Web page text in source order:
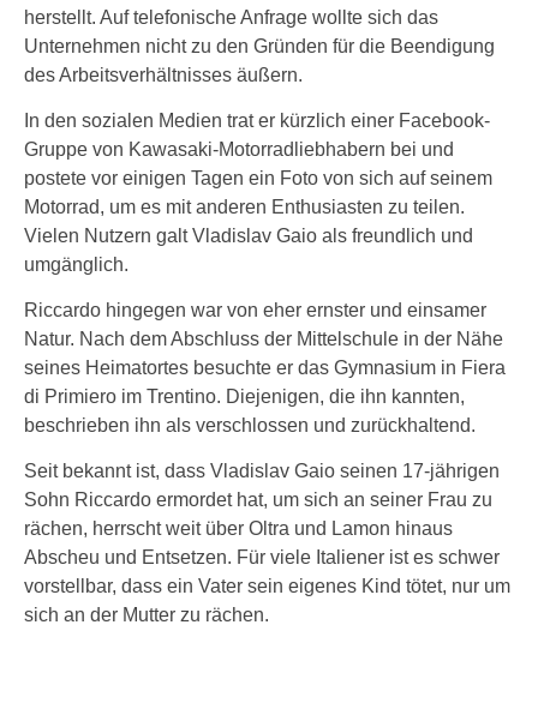
herstellt. Auf telefonische Anfrage wollte sich das
Unternehmen nicht zu den Gründen für die Beendigung
des Arbeitsverhältnisses äußern.
In den sozialen Medien trat er kürzlich einer Facebook-
Gruppe von Kawasaki-Motorradliebhabern bei und
postete vor einigen Tagen ein Foto von sich auf seinem
Motorrad, um es mit anderen Enthusiasten zu teilen.
Vielen Nutzern galt Vladislav Gaio als freundlich und
umgänglich.
Riccardo hingegen war von eher ernster und einsamer
Natur. Nach dem Abschluss der Mittelschule in der Nähe
seines Heimatortes besuchte er das Gymnasium in Fiera
di Primiero im Trentino. Diejenigen, die ihn kannten,
beschrieben ihn als verschlossen und zurückhaltend.
Seit bekannt ist, dass Vladislav Gaio seinen 17-jährigen
Sohn Riccardo ermordet hat, um sich an seiner Frau zu
rächen, herrscht weit über Oltra und Lamon hinaus
Abscheu und Entsetzen. Für viele Italiener ist es schwer
vorstellbar, dass ein Vater sein eigenes Kind tötet, nur um
sich an der Mutter zu rächen.